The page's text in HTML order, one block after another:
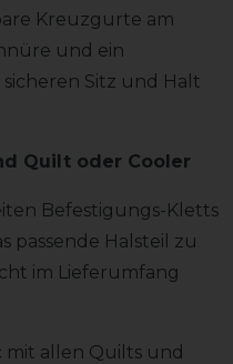
Kreuzgurte am
und ein
Sitz und Halt
Quilt oder Cooler
Befestigungs-Kletts
passende Halsteil zu
im Lieferumfang
mit allen Quilts und